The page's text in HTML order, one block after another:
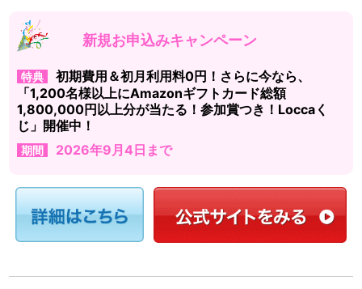
新規お申込みキャンペーン
特典
初期費用＆初月利用料0円！さらに今なら、
「1,200名様以上にAmazonギフトカード総額
1,800,000円以上分が当たる！参加賞つき！Loccaく
じ」開催中！
期間 2026年9月4日まで